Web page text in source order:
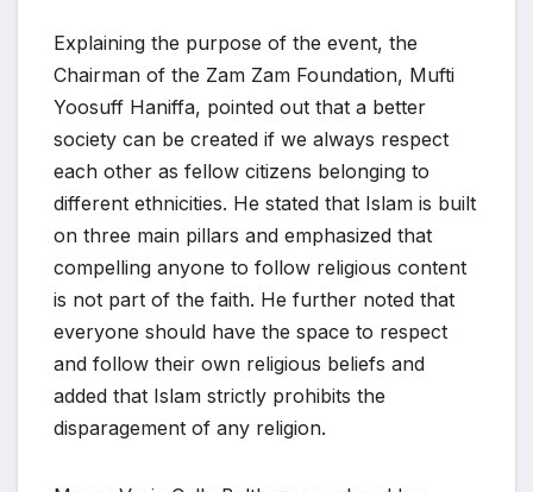
Explaining the purpose of the event, the
Chairman of the Zam Zam Foundation, Mufti
Yoosuff Haniffa, pointed out that a better
society can be created if we always respect
each other as fellow citizens belonging to
different ethnicities. He stated that Islam is built
on three main pillars and emphasized that
compelling anyone to follow religious content
is not part of the faith. He further noted that
everyone should have the space to respect
and follow their own religious beliefs and
added that Islam strictly prohibits the
disparagement of any religion.